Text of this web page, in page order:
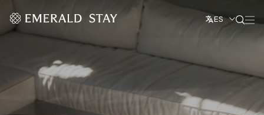
ES